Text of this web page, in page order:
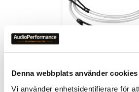
Denna webbplats använder cookies
Vi använder enhetsidentifierare för
CHORD COMPANY
CLEARWAYX SPEAKER